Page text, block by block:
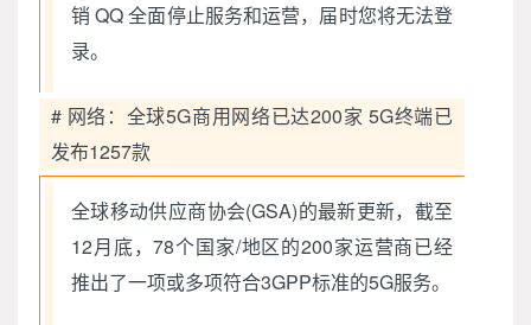
销 QQ 全面停止服务和运营，届时您将无法登
录。
# 网络：全球5G商用网络已达200家 5G终端已
发布1257款
全球移动供应商协会(GSA)的最新更新，截至
12月底，78个国家/地区的200家运营商已经
推出了一项或多项符合3GPP标准的5G服务。